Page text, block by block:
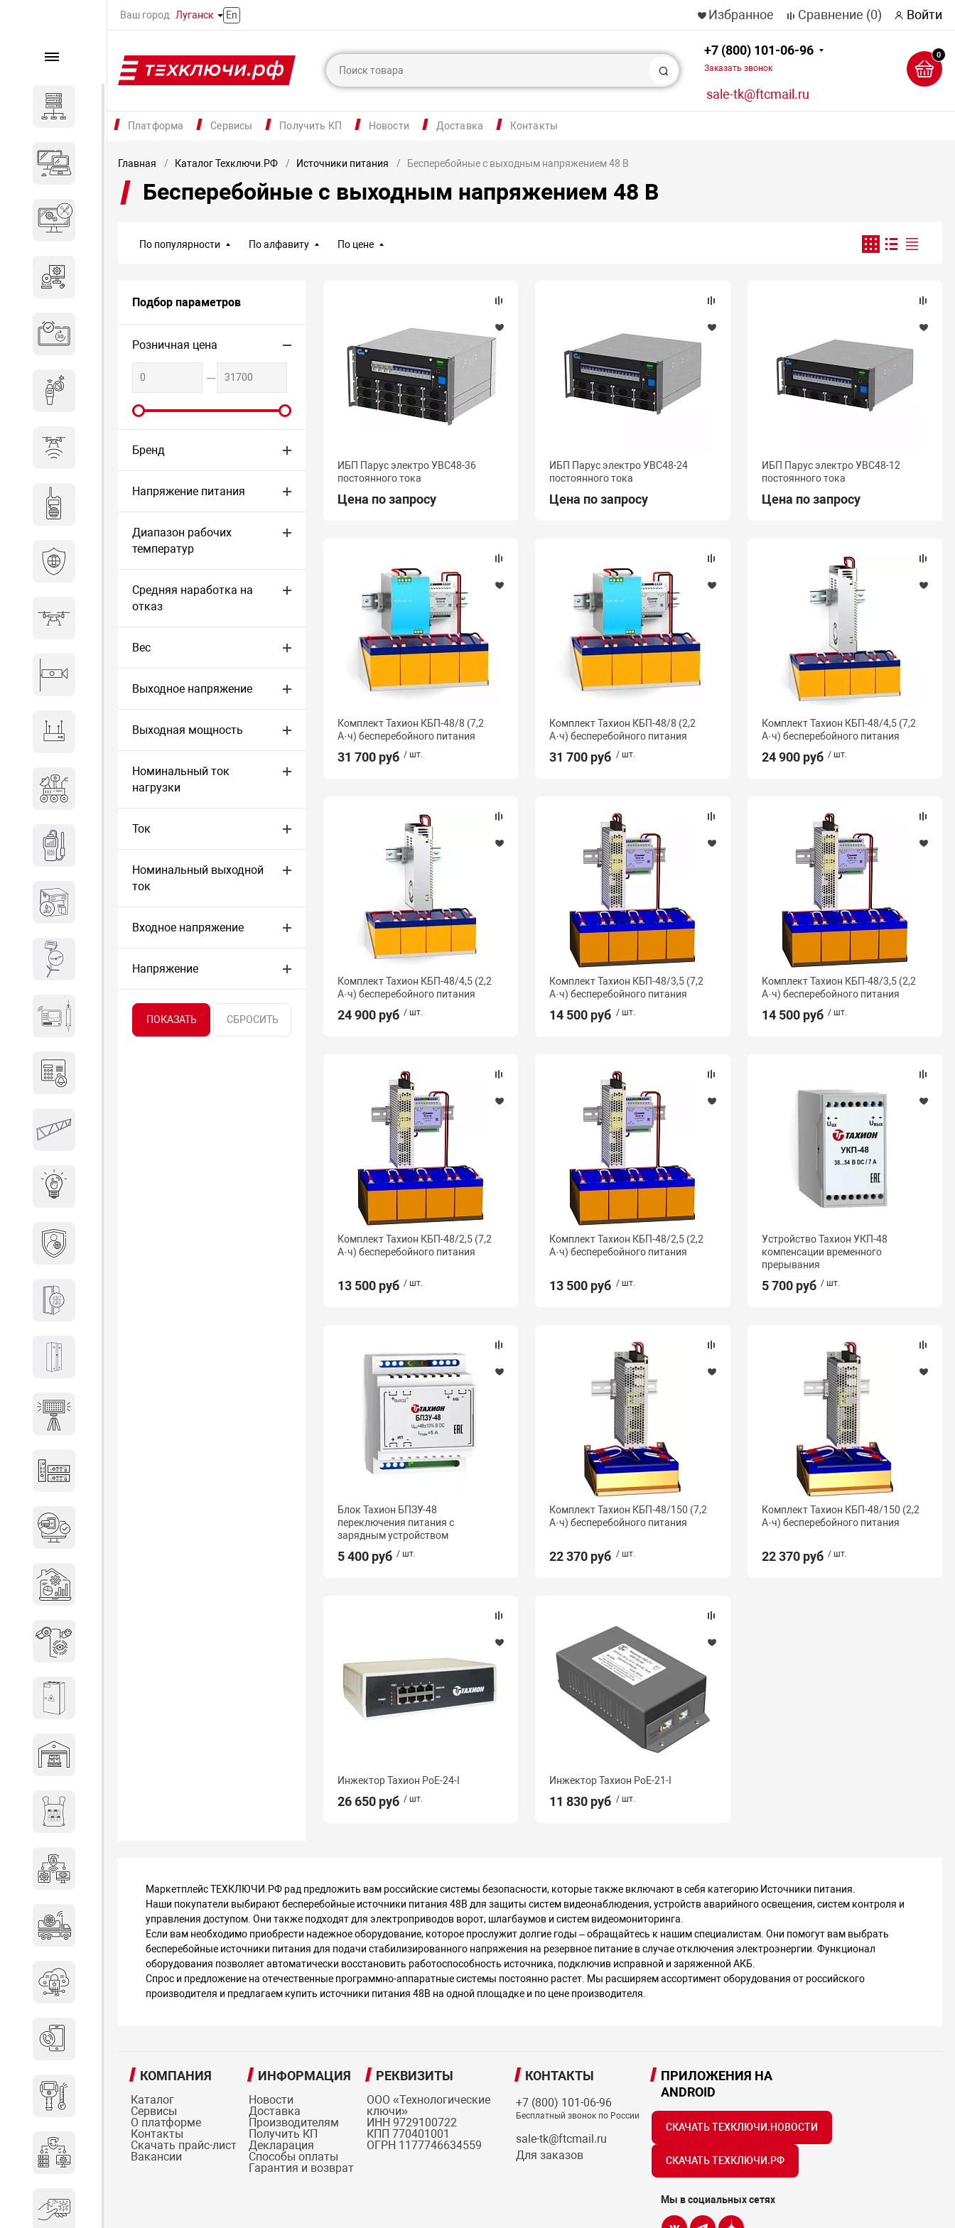
Ваш город: Луганск En Избранное Сравнение (0) Войти
Поиск
+7 (800) 101-06-96
Заказать звонок
sale-tk@ftcmail.ru
0
Платформа Сервисы Получить КП Новости Доставка Контакты
Каталог
Компьютеры и ноутбуки
Комплектующие для
Система бронирования
переговорных
Досмотровое оборудование
Защита от БПЛА
Сетевое оборудование
оборудование
оборудование
Атомно-эмиссионные
спектрометры
Гидроакустическое
оборудование
Специальные автомобили
Средства защиты информации
Тепловизионная техника
Технические средства охраны
Главная Каталог Техключи.РФ Источники питания Бесперебойные с выходным напряжением 48 В
Бесперебойные с выходным напряжением 48 В
По популярности По алфавиту По цене
Подбор параметров
Розничная цена
Бренд
Напряжение питания
Диапазон рабочих
температур
Средняя наработка на
отказ
Вес
Выходное напряжение
Выходная мощность
Номинальный ток
нагрузки
Ток
Номинальный выходной
ток
Входное напряжение
Напряжение
ИБП Парус электро УВС48-36
постоянного тока
Цена по запросу
ИБП Парус электро УВС48-24
постоянного тока
Цена по запросу
ИБП Парус электро УВС48-12
постоянного тока
Цена по запросу
Комплект Тахион КБП-48/8 (7,2
А·ч) бесперебойного питания
31 700 руб / шт.
Комплект Тахион КБП-48/8 (2,2
А·ч) бесперебойного питания
31 700 руб / шт.
Комплект Тахион КБП-48/4,5 (7,2
А·ч) бесперебойного питания
24 900 руб / шт.
Комплект Тахион КБП-48/4,5 (2,2
А·ч) бесперебойного питания
24 900 руб / шт.
Комплект Тахион КБП-48/3,5 (7,2
А·ч) бесперебойного питания
14 500 руб / шт.
Комплект Тахион КБП-48/3,5 (2,2
А·ч) бесперебойного питания
14 500 руб / шт.
Комплект Тахион КБП-48/2,5 (7,2
А·ч) бесперебойного питания
13 500 руб / шт.
Комплект Тахион КБП-48/2,5 (2,2
А·ч) бесперебойного питания
13 500 руб / шт.
Устройство Тахион УКП-48
компенсации временного
прерывания
5 700 руб / шт.
Блок Тахион БПЗУ-48
переключения питания с
зарядным устройством
5 400 руб / шт.
Комплект Тахион КБП-48/150 (7,2
А·ч) бесперебойного питания
22 370 руб / шт.
Комплект Тахион КБП-48/150 (2,2
А·ч) бесперебойного питания
22 370 руб / шт.
Инжектор Тахион PoE-24-I
26 650 руб / шт.
Инжектор Тахион PoE-21-I
11 830 руб / шт.
Маркетплейс ТЕХКЛЮЧИ.РФ рад предложить вам российские системы безопасности, которые также включают в себя категорию Источники питания.
Наши покупатели выбирают бесперебойные источники питания 48В для защиты систем видеонаблюдения, устройств аварийного освещения, систем контроля и
управления доступом. Они также подходят для электроприводов ворот, шлагбаумов и систем видеомониторинга.
Если вам необходимо приобрести надежное оборудование, которое прослужит долгие годы – обращайтесь к нашим специалистам. Они помогут вам выбрать
бесперебойные источники питания для подачи стабилизированного напряжения на резервное питание в случае отключения электроэнергии. Функционал
оборудования позволяет автоматически восстановить работоспособность источника, подключив исправной и заряженной АКБ.
Спрос и предложение на отечественные программно-аппаратные системы постоянно растет. Мы расширяем ассортимент оборудования от российского
производителя и предлагаем купить источники питания 48В на одной площадке и по цене производителя.
КОМПАНИЯ
Каталог
Сервисы
О платформе
Контакты
Скачать прайс-лист
Вакансии
ИНФОРМАЦИЯ
Новости
Доставка
Производителям
Получить КП
Декларация
Способы оплаты
Гарантия и возврат
РЕКВИЗИТЫ
ООО «Технологические
ключи»
ИНН 9729100722
КПП 770401001
ОГРН 1177746634559
КОНТАКТЫ
+7 (800) 101-06-96
Бесплатный звонок по России
sale-tk@ftcmail.ru
Для заказов
ПРИЛОЖЕНИЯ НА
ANDROID
СКАЧАТЬ ТЕХКЛЮЧИ.НОВОСТИ
СКАЧАТЬ ТЕХКЛЮЧИ.РФ
Мы в социальных сетях